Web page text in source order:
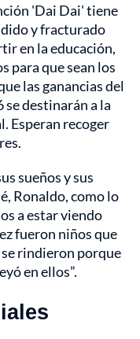
'Dai Dai' tiene
y fracturado
en la educación,
para que sean los
las ganancias del
destinarán a la
Esperan recoger
sueños y sus
Ronaldo, como lo
a estar viendo
fueron niños que
rindieron porque
en ellos”.